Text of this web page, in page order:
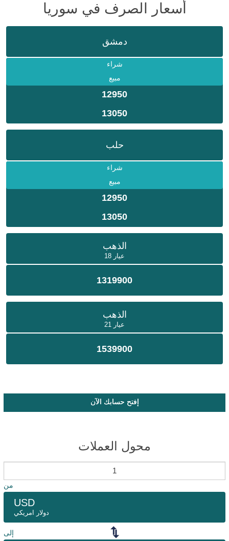
أسعار الصرف في سوريا
دمشق
شراء
مبيع
12950
13050
حلب
شراء
مبيع
12950
13050
الذهب
عيار 18
1319900
الذهب
عيار 21
1539900
إفتح حسابك الآن
محول العملات
من
USD
دولار امريكي
إلى